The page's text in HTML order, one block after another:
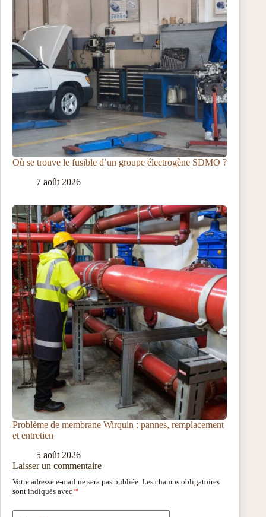
Où se trouve le fusible d’un groupe électrogène SDMO ?
7 août 2026
Problème de membrane Wirquin : pannes, remplacement
et entretien
5 août 2026
Laisser un commentaire
Votre adresse e-mail ne sera pas publiée. Les champs obligatoires
sont indiqués avec *